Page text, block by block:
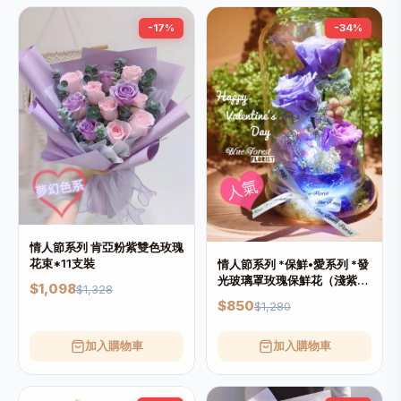
-17%
情人節系列 肯亞粉紫雙色玫瑰
花束*11支裝
$1,098$1,328
加入購物車
-34%
情人節系列 *保鮮•愛系列 *發
光玻璃罩玫瑰保鮮花（淺紫
色）*可免費刻上名或祝福字
句
$850$1,280
加入購物車